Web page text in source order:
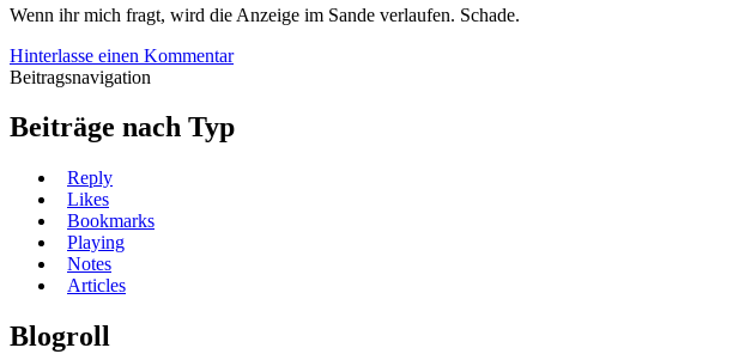
Wenn ihr mich fragt, wird die Anzeige im Sande verlaufen. Schade.
Hinterlasse einen Kommentar
Beitragsnavigation
Beiträge nach Typ
Reply
Likes
Bookmarks
Playing
Notes
Articles
Blogroll